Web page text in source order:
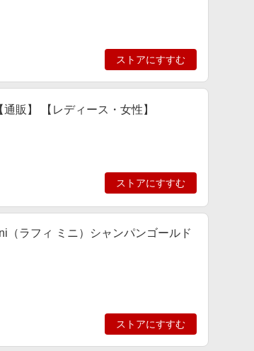
ストアにすすむ
販】 【レディース・女性】
ストアにすすむ
（ラフィ ミニ）シャンパンゴールド
ストアにすすむ